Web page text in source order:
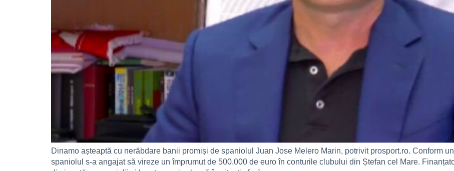
Dinamo așteaptă cu nerăbdare banii promiși de spaniolul Juan Jose Melero Marin, potrivit prosport.ro. Conform
spaniolul s-a angajat să vireze un împrumut de 500.000 de euro în conturile clubului din Ștefan cel Mare.